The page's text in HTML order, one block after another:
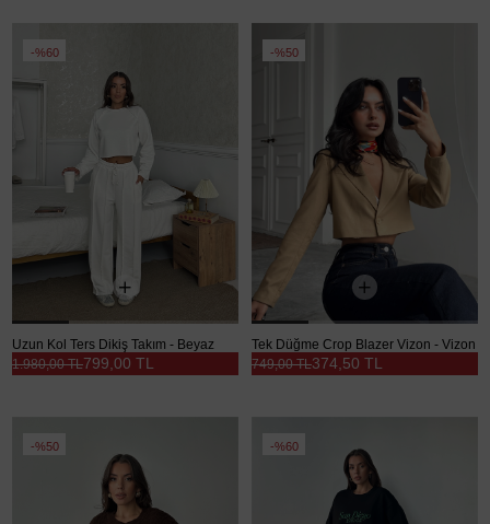
%60
Uzun Kol Ters Dikiş Takım - Beyaz
799,00 TL
1.980,00 TL
%50
Tek Düğme Crop Blazer Vizon - Vizon
374,50 TL
749,00 TL
%50 %60